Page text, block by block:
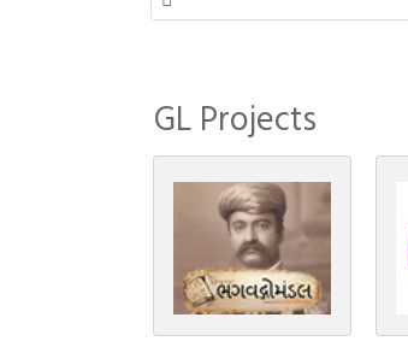
ઊઠી અગિયારસ વચ્ચે મોટેભાગે
GL Projects